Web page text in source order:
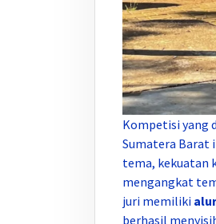
Kompetisi yang
Sumatera Barat
tema, kekuatan
mengangkat
juri memiliki
berhasil